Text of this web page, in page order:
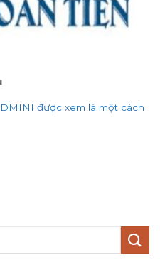
được xem là một cách